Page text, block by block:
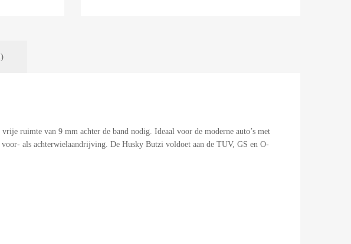
ruimte van 9 mm achter de band nodig. Ideaal voor de moderne auto’s met
als achterwielaandrijving. De Husky Butzi voldoet aan de TUV, GS en O-